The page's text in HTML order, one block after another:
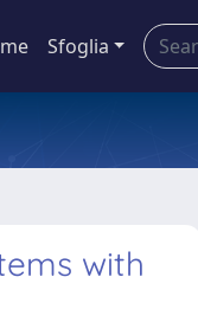
Sfoglia
with